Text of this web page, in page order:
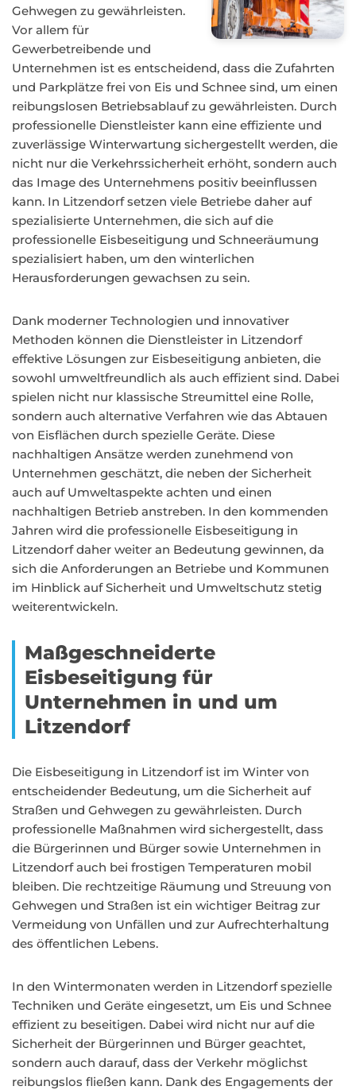
Gehwegen zu gewährleisten.
Vor allem für
Gewerbetreibende und
Unternehmen ist es entscheidend, dass die Zufahrten
und Parkplätze frei von Eis und Schnee sind, um einen
reibungslosen Betriebsablauf zu gewährleisten. Durch
professionelle Dienstleister kann eine effiziente und
zuverlässige Winterwartung sichergestellt werden, die
nicht nur die Verkehrssicherheit erhöht, sondern auch
das Image des Unternehmens positiv beeinflussen
kann. In Litzendorf setzen viele Betriebe daher auf
spezialisierte Unternehmen, die sich auf die
professionelle Eisbeseitigung und Schneeräumung
spezialisiert haben, um den winterlichen
Herausforderungen gewachsen zu sein.
Dank moderner Technologien und innovativer
Methoden können die Dienstleister in Litzendorf
effektive Lösungen zur Eisbeseitigung anbieten, die
sowohl umweltfreundlich als auch effizient sind. Dabei
spielen nicht nur klassische Streumittel eine Rolle,
sondern auch alternative Verfahren wie das Abtauen
von Eisflächen durch spezielle Geräte. Diese
nachhaltigen Ansätze werden zunehmend von
Unternehmen geschätzt, die neben der Sicherheit
auch auf Umweltaspekte achten und einen
nachhaltigen Betrieb anstreben. In den kommenden
Jahren wird die professionelle Eisbeseitigung in
Litzendorf daher weiter an Bedeutung gewinnen, da
sich die Anforderungen an Betriebe und Kommunen
im Hinblick auf Sicherheit und Umweltschutz stetig
weiterentwickeln.
Maßgeschneiderte
Eisbeseitigung für
Unternehmen in und um
Litzendorf
Die Eisbeseitigung in Litzendorf ist im Winter von
entscheidender Bedeutung, um die Sicherheit auf
Straßen und Gehwegen zu gewährleisten. Durch
professionelle Maßnahmen wird sichergestellt, dass
die Bürgerinnen und Bürger sowie Unternehmen in
Litzendorf auch bei frostigen Temperaturen mobil
bleiben. Die rechtzeitige Räumung und Streuung von
Gehwegen und Straßen ist ein wichtiger Beitrag zur
Vermeidung von Unfällen und zur Aufrechterhaltung
des öffentlichen Lebens.
In den Wintermonaten werden in Litzendorf spezielle
Techniken und Geräte eingesetzt, um Eis und Schnee
effizient zu beseitigen. Dabei wird nicht nur auf die
Sicherheit der Bürgerinnen und Bürger geachtet,
sondern auch darauf, dass der Verkehr möglichst
reibungslos fließen kann. Dank des Engagements der